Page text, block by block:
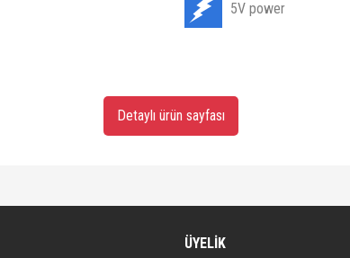
5V power
Detaylı ürün sayfası
ÜYELİK